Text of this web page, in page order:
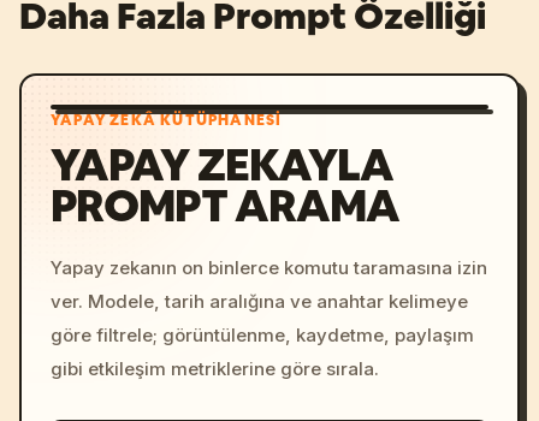
Daha Fazla Prompt Özelliği
YAPAY ZEKÂ KÜTÜPHANESI
YAPAY ZEKAYLA
PROMPT ARAMA
Yapay zekanın on binlerce komutu taramasına izin
ver. Modele, tarih aralığına ve anahtar kelimeye
göre filtrele; görüntülenme, kaydetme, paylaşım
gibi etkileşim metriklerine göre sırala.